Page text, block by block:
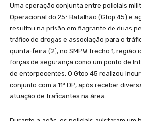
Uma operação conjunta entre policiais
Operacional do 25º Batalhão (Gtop 45) e
resultou na prisão em flagrante de duas
tráfico de drogas e associação para o
quinta-feira (2), no SMPW Trecho 1, região
forças de segurança como um ponto de
de entorpecentes. O Gtop 45 realizou
conjunto com a 11ª DP, após receber
atuação de traficantes na área.